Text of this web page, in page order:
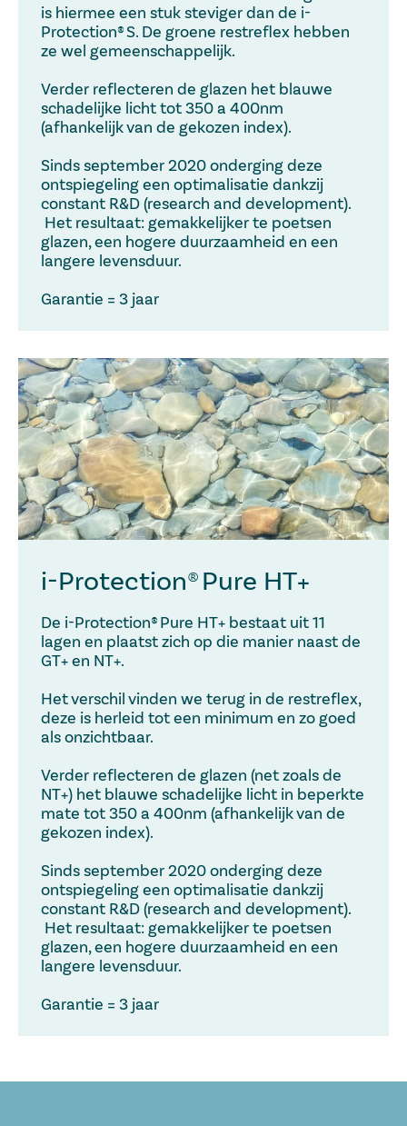
is hiermee een stuk steviger dan de i-
Protection® S. De groene restreflex hebben
ze wel gemeenschappelijk.
Verder reflecteren de glazen het blauwe
schadelijke licht tot 350 a 400nm
(afhankelijk van de gekozen index).
Sinds september 2020 onderging deze
ontspiegeling een optimalisatie dankzij
constant R&D (research and development).
Het resultaat: gemakkelijker te poetsen
glazen, een hogere duurzaamheid en een
langere levensduur.
Garantie = 3 jaar
i-Protection® Pure HT+
De i-Protection® Pure HT+ bestaat uit 11
lagen en plaatst zich op die manier naast de
GT+ en NT+.
Het verschil vinden we terug in de restreflex,
deze is herleid tot een minimum en zo goed
als onzichtbaar.
Verder reflecteren de glazen (net zoals de
NT+) het blauwe schadelijke licht in beperkte
mate tot 350 a 400nm (afhankelijk van de
gekozen index).
Sinds september 2020 onderging deze
ontspiegeling een optimalisatie dankzij
constant R&D (research and development).
Het resultaat: gemakkelijker te poetsen
glazen, een hogere duurzaamheid en een
langere levensduur.
Garantie = 3 jaar